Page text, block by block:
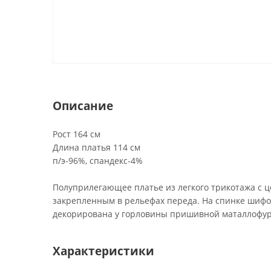
Описание
Рост 164 см
Длина платья 114 см
п/э-96%, спандекс-4%
Полуприлегающее платье из легкого трикотажа
закрепленным в рельефах переда. На спинке
декорирована у горловины пришивной
Характеристики